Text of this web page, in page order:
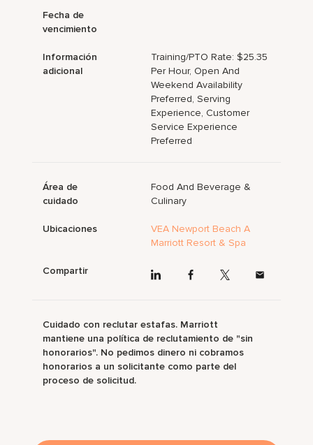
Fecha de
vencimiento
Información
adicional
Training/PTO Rate: $25.35
Per Hour, Open And
Weekend Availability
Preferred, Serving
Experience, Customer
Service Experience
Preferred
Área de
cuidado
Food And Beverage &
Culinary
Ubicaciones
VEA Newport Beach A
Marriott Resort & Spa
Compartir
Cuidado con reclutar estafas. Marriott
mantiene una política de reclutamiento de "sin
honorarios". No pedimos dinero ni cobramos
honorarios a un solicitante como parte del
proceso de solicitud.